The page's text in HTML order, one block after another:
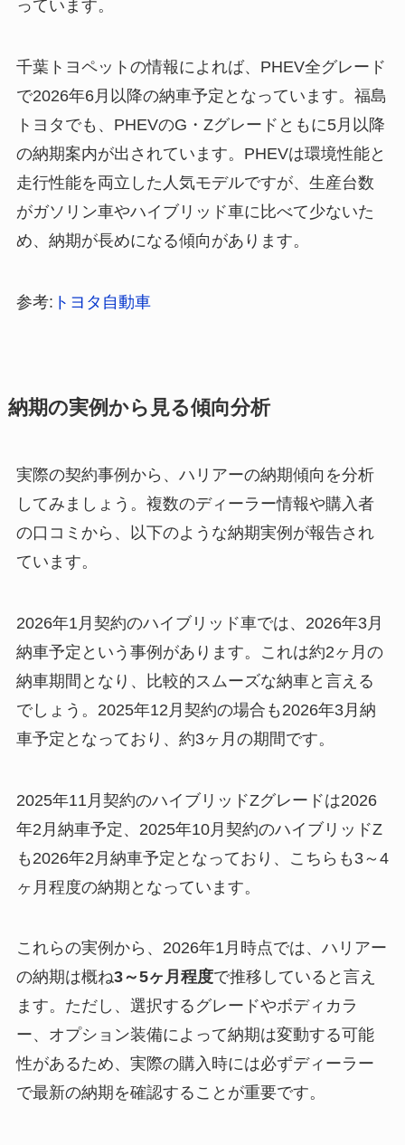
っています。
千葉トヨペットの情報によれば、PHEV全グレード
で2026年6月以降の納車予定となっています。福島
トヨタでも、PHEVのG・Zグレードともに5月以降
の納期案内が出されています。PHEVは環境性能と
走行性能を両立した人気モデルですが、生産台数
がガソリン車やハイブリッド車に比べて少ないた
め、納期が長めになる傾向があります。
参考: トヨタ自動車
納期の実例から見る傾向分析
実際の契約事例から、ハリアーの納期傾向を分析
してみましょう。複数のディーラー情報や購入者
の口コミから、以下のような納期実例が報告され
ています。
2026年1月契約のハイブリッド車では、2026年3月
納車予定という事例があります。これは約2ヶ月の
納車期間となり、比較的スムーズな納車と言える
でしょう。2025年12月契約の場合も2026年3月納
車予定となっており、約3ヶ月の期間です。
2025年11月契約のハイブリッドZグレードは2026
年2月納車予定、2025年10月契約のハイブリッドZ
も2026年2月納車予定となっており、こちらも3～4
ヶ月程度の納期となっています。
これらの実例から、2026年1月時点では、ハリアー
の納期は概ね3～5ヶ月程度で推移していると言え
ます。ただし、選択するグレードやボディカラ
ー、オプション装備によって納期は変動する可能
性があるため、実際の購入時には必ずディーラー
で最新の納期を確認することが重要です。